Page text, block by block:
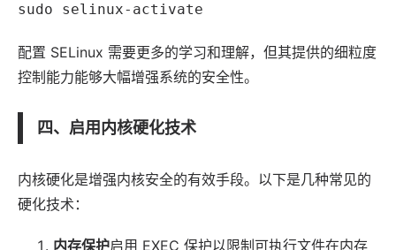
sudo selinux-activate
配置 SELinux 需要更多的学习和理解，但其提供的细粒度
控制能力能够大幅增强系统的安全性。
四、启用内核硬化技术
内核硬化是增强内核安全的有效手段。以下是几种常见的
硬化技术：
内存保护启用 EXEC 保护以限制可执行文件在内存